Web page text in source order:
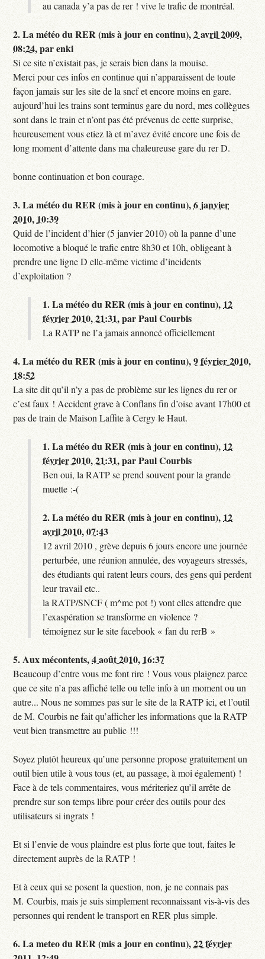
au canada y’a pas de rer ! vive le trafic de montréal.
2.La météo du RER (mis à jour en continu),2 avril 2009,
08:24,parenki
Si ce site n’existait pas, je serais bien dans la mouise.
Merci pour ces infos en continue qui n’apparaissent de toute
façon jamais sur les site de la sncf et encore moins en gare.
aujourd’hui les trains sont terminus gare du nord, mes collègues
sont dans le train et n’ont pas été prévenus de cette surprise,
heureusement vous etiez là et m’avez évité encore une fois de
long moment d’attente dans ma chaleureuse gare du rer D.
bonne continuation et bon courage.
3.La météo du RER (mis à jour en continu),6 janvier
2010, 10:39
Quid de l’incident d’hier (5 janvier 2010) où la panne d’une
locomotive a bloqué le trafic entre 8h30 et 10h, obligeant à
prendre une ligne D elle-même victime d’incidents
d’exploitation ?
1.La météo du RER (mis à jour en continu), 12
février 2010, 21:31,parPaul Courbis
La RATP ne l’a jamais annoncé officiellement
4.La météo du RER (mis à jour en continu),9 février 2010,
18:52
La site dit qu’il n’y a pas de problème sur les lignes du rer or
c’est faux ! Accident grave à Conflans fin d’oise avant 17h00 et
pas de train de Maison Laffite à Cergy le Haut.
1.La météo du RER (mis à jour en continu), 12
février 2010, 21:31,parPaul Courbis
Ben oui, la RATP se prend souvent pour la grande
muette :-(
2.La météo du RER (mis à jour en continu), 12
avril 2010, 07:43
12 avril 2010 , grève depuis 6 jours encore une journée
perturbée, une réunion annulée, des voyageurs stressés,
des étudiants qui ratent leurs cours, des gens qui perdent
leur travail etc..
la RATP/SNCF ( m^me pot !) vont elles attendre que
l’exaspération se transforme en violence ?
témoignez sur le site facebook « fan du rerB »
5.Aux mécontents,4 août 2010, 16:37
Beaucoup d’entre vous me font rire ! Vous vous plaignez parce
que ce site n’a pas affiché telle ou telle info à un moment ou un
autre... Nous ne sommes pas sur le site de la RATP ici, et l’outil
de M. Courbis ne fait qu’afficher les informations que la RATP
veut bien transmettre au public !!!
Soyez plutôt heureux qu’une personne propose gratuitement un
outil bien utile à vous tous (et, au passage, à moi également) !
Face à de tels commentaires, vous mériteriez qu’il arrête de
prendre sur son temps libre pour créer des outils pour des
utilisateurs si ingrats !
Et si l’envie de vous plaindre est plus forte que tout, faites le
directement auprès de la RATP !
Et à ceux qui se posent la question, non, je ne connais pas
M. Courbis, mais je suis simplement reconnaissant vis-à-vis des
personnes qui rendent le transport en RER plus simple.
6.La meteo du RER (mis a jour en continu),22 février